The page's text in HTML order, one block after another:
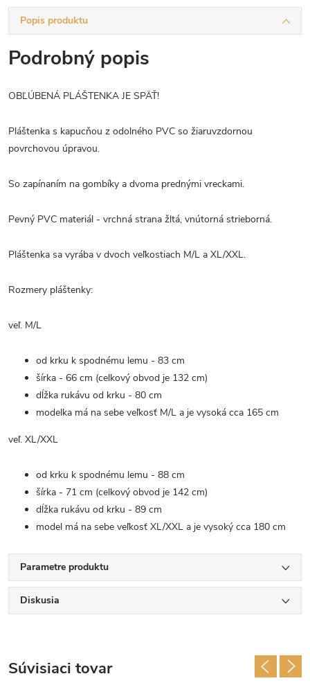
Popis produktu
Podrobný popis
OBĽÚBENÁ PLÁŠTENKA JE SPÄŤ!
Pláštenka s kapucňou z odolného PVC so žiaruvzdornou
povrchovou úpravou.
So zapínaním na gombíky a dvoma prednými vreckami.
Pevný PVC materiál - vrchná strana žltá, vnútorná strieborná.
Pláštenka sa vyrába v dvoch veľkostiach M/L a XL/XXL.
Rozmery pláštenky:
veľ. M/L
od krku k spodnému lemu - 83 cm
šírka - 66 cm (celkový obvod je 132 cm)
dĺžka rukávu od krku - 80 cm
modelka má na sebe veľkosť M/L a je vysoká cca 165 cm
veľ. XL/XXL
od krku k spodnému lemu - 88 cm
šírka - 71 cm (celkový obvod je 142 cm)
dĺžka rukávu od krku - 89 cm
model má na sebe veľkosť XL/XXL a je vysoký cca 180 cm
Parametre produktu
Diskusia
Súvisiaci tovar